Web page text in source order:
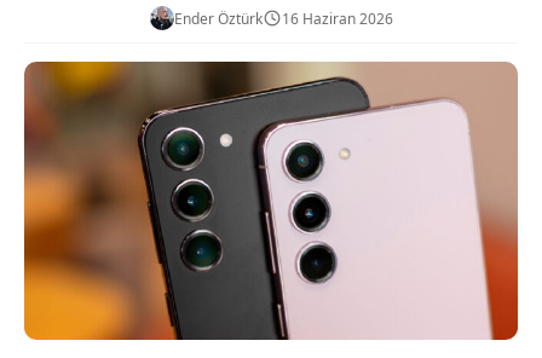
Ender Öztürk 16 Haziran 2026